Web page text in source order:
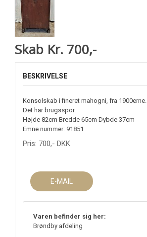
Skab Kr. 700,-
BESKRIVELSE
Konsolskab i fineret mahogni, fra 1900erne.
Det har brugsspor.
Højde 82cm Bredde 65cm Dybde 37cm
Emne nummer: 91851
Pris: 700,- DKK
E-MAIL
Varen befinder sig her:
Brøndby afdeling